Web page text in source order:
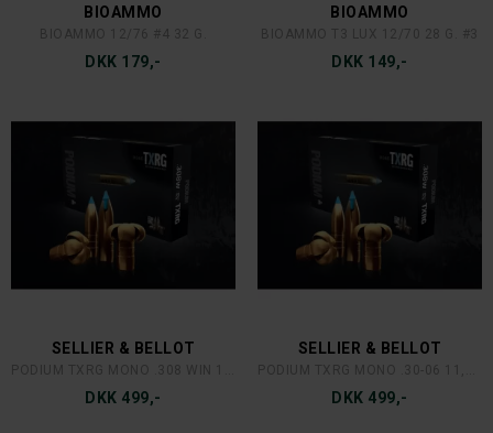
BIOAMMO
DKK 179,-
BIOAMMO
DKK 149,-
SELLIER & BELLOT
DKK 499,-
SELLIER & BELLOT
DKK 499,-